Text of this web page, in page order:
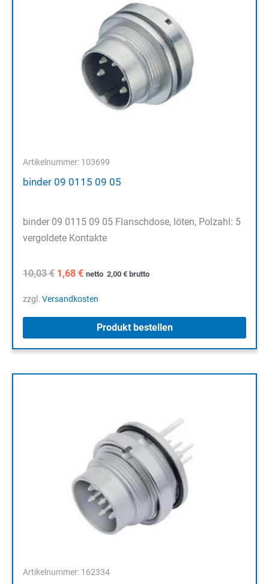
Artikelnummer: 103699
binder 09 0115 09 05
binder 09 0115 09 05 Flanschdose, löten, Polzahl: 5
vergoldete Kontakte
10,03€ Ursprünglicher
war:
1,68 €Aktueller
ist:
netto 2,00 € brutto
zzgl. Versandkosten
Produkt bestellen
Artikelnummer: 162334